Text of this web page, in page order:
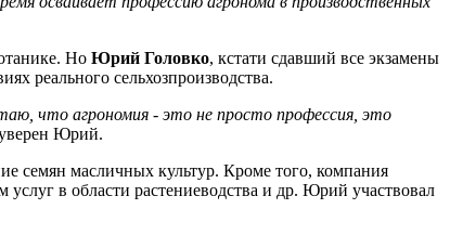
Но Юрий Головко, кстати сдавший все экзамены
реального сельхозпроизводства.
что агрономия - это не просто профессия, это
Юрий.
семян масличных культур. Кроме того, компания
в области растениеводства и др. Юрий участвовал